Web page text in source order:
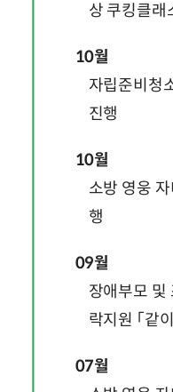
상 쿠킹클래
10월
자립준비청
진행
10월
소방 영웅 자
행
09월
장애부모 및
락지원 「같
07월